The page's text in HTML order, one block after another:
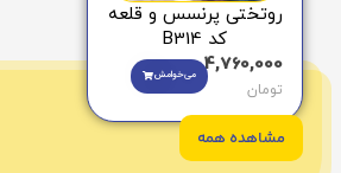
روتختی پرنسس و قلعه
کد B314
4,760,000
تومان
می‌خوامش
مشاهده همه